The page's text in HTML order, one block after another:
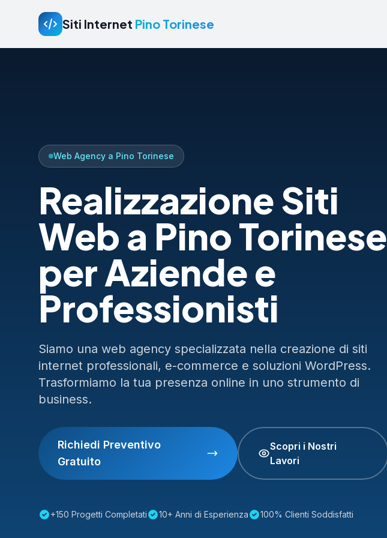
Siti Internet Pino Torinese
Web Agency a Pino Torinese
Realizzazione Siti
Web a Pino Torinese
per Aziende e
Professionisti
Siamo una web agency specializzata nella creazione di siti
internet professionali, e-commerce e soluzioni WordPress.
Trasformiamo la tua presenza online in uno strumento di
business.
Richiedi Preventivo
Gratuito
Scopri i Nostri
Lavori
+150 Progetti Completati 10+ Anni di Esperienza 100% Clienti Soddisfatti